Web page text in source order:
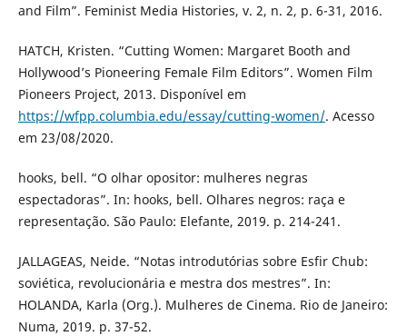
and Film”. Feminist Media Histories, v. 2, n. 2, p. 6-31, 2016.
HATCH, Kristen. “Cutting Women: Margaret Booth and
Hollywood’s Pioneering Female Film Editors”. Women Film
Pioneers Project, 2013. Disponível em
https://wfpp.columbia.edu/essay/cutting-women/. Acesso
em 23/08/2020.
hooks, bell. “O olhar opositor: mulheres negras
espectadoras”. In: hooks, bell. Olhares negros: raça e
representação. São Paulo: Elefante, 2019. p. 214-241.
JALLAGEAS, Neide. “Notas introdutórias sobre Esfir Chub:
soviética, revolucionária e mestra dos mestres”. In:
HOLANDA, Karla (Org.). Mulheres de Cinema. Rio de Janeiro:
Numa, 2019. p. 37-52.